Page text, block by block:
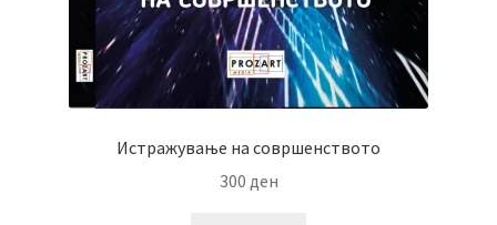
Истражување на совршенството
300 ден